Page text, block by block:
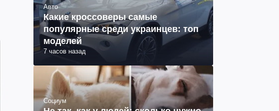
Авто
Какие кроссоверы самые
популярные среди украинцев: топ
моделей
7 часов назад
Социум